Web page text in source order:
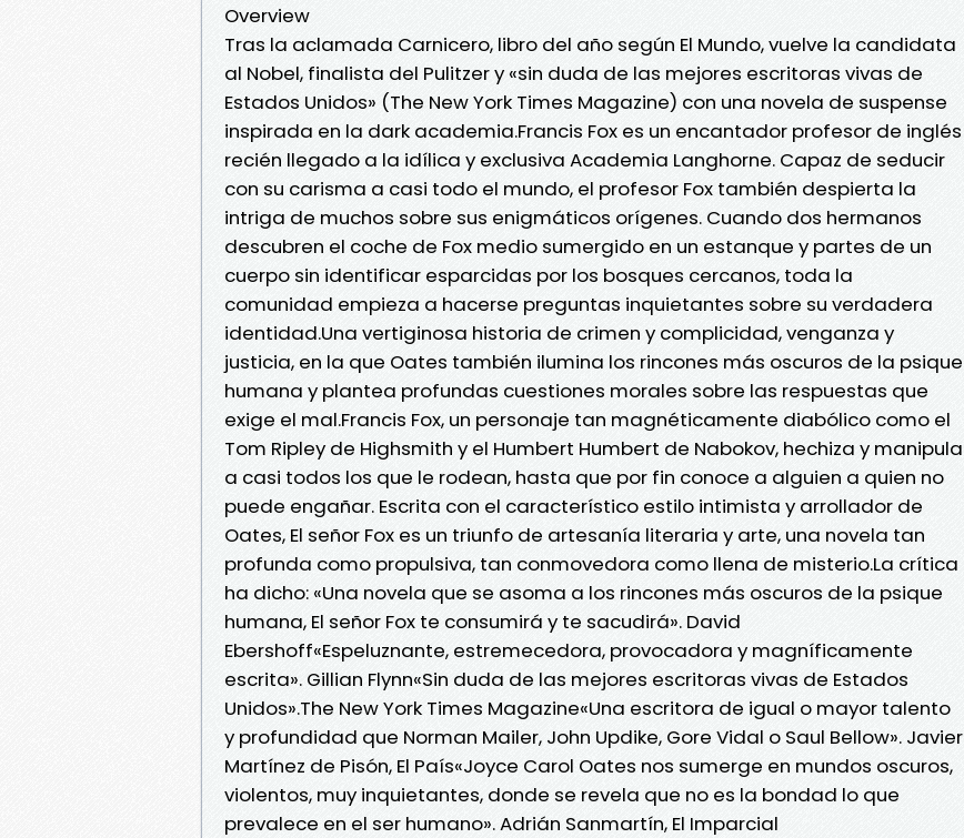
Overview
Tras la aclamada Carnicero, libro del año según El Mundo, vuelve la candidata
al Nobel, finalista del Pulitzer y «sin duda de las mejores escritoras vivas de
Estados Unidos» (The New York Times Magazine) con una novela de suspense
inspirada en la dark academia.Francis Fox es un encantador profesor de inglés
recién llegado a la idílica y exclusiva Academia Langhorne. Capaz de seducir
con su carisma a casi todo el mundo, el profesor Fox también despierta la
intriga de muchos sobre sus enigmáticos orígenes. Cuando dos hermanos
descubren el coche de Fox medio sumergido en un estanque y partes de un
cuerpo sin identificar esparcidas por los bosques cercanos, toda la
comunidad empieza a hacerse preguntas inquietantes sobre su verdadera
identidad.Una vertiginosa historia de crimen y complicidad, venganza y
justicia, en la que Oates también ilumina los rincones más oscuros de la psique
humana y plantea profundas cuestiones morales sobre las respuestas que
exige el mal.Francis Fox, un personaje tan magnéticamente diabólico como el
Tom Ripley de Highsmith y el Humbert Humbert de Nabokov, hechiza y manipula
a casi todos los que le rodean, hasta que por fin conoce a alguien a quien no
puede engañar. Escrita con el característico estilo intimista y arrollador de
Oates, El señor Fox es un triunfo de artesanía literaria y arte, una novela tan
profunda como propulsiva, tan conmovedora como llena de misterio.La crítica
ha dicho: «Una novela que se asoma a los rincones más oscuros de la psique
humana, El señor Fox te consumirá y te sacudirá». David
Ebershoff«Espeluznante, estremecedora, provocadora y magníficamente
escrita». Gillian Flynn«Sin duda de las mejores escritoras vivas de Estados
Unidos».The New York Times Magazine«Una escritora de igual o mayor talento
y profundidad que Norman Mailer, John Updike, Gore Vidal o Saul Bellow». Javier
Martínez de Pisón, El País«Joyce Carol Oates nos sumerge en mundos oscuros,
violentos, muy inquietantes, donde se revela que no es la bondad lo que
prevalece en el ser humano». Adrián Sanmartín, El Imparcial